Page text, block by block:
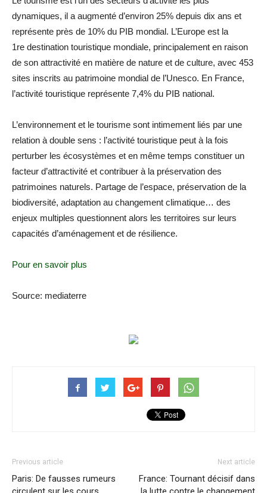
dynamiques, il a augmenté d’environ 25% depuis dix ans et
représente près de 10% du PIB mondial. L’Europe est la
1re destination touristique mondiale, principalement en raison
de son attractivité en matière de nature et de culture, avec 453
sites inscrits au patrimoine mondial de l’Unesco. En France,
l’activité touristique représente 7,4% du PIB national.
L’environnement et le tourisme sont intimement liés par une
relation à double sens : l’activité touristique peut à la fois
perturber les écosystèmes et en même temps constituer un
facteur d’attractivité et contribuer à la préservation des
patrimoines naturels. Partage de l’espace, préservation de la
biodiversité, adaptation au changement climatique… des
enjeux multiples questionnent alors les territoires sur leurs
capacités d’aménagement et de résilience.
Pour en savoir plus
Source: mediaterre
Previous article
Paris: De fausses rumeurs
Next article
France: Tournant décisif dans